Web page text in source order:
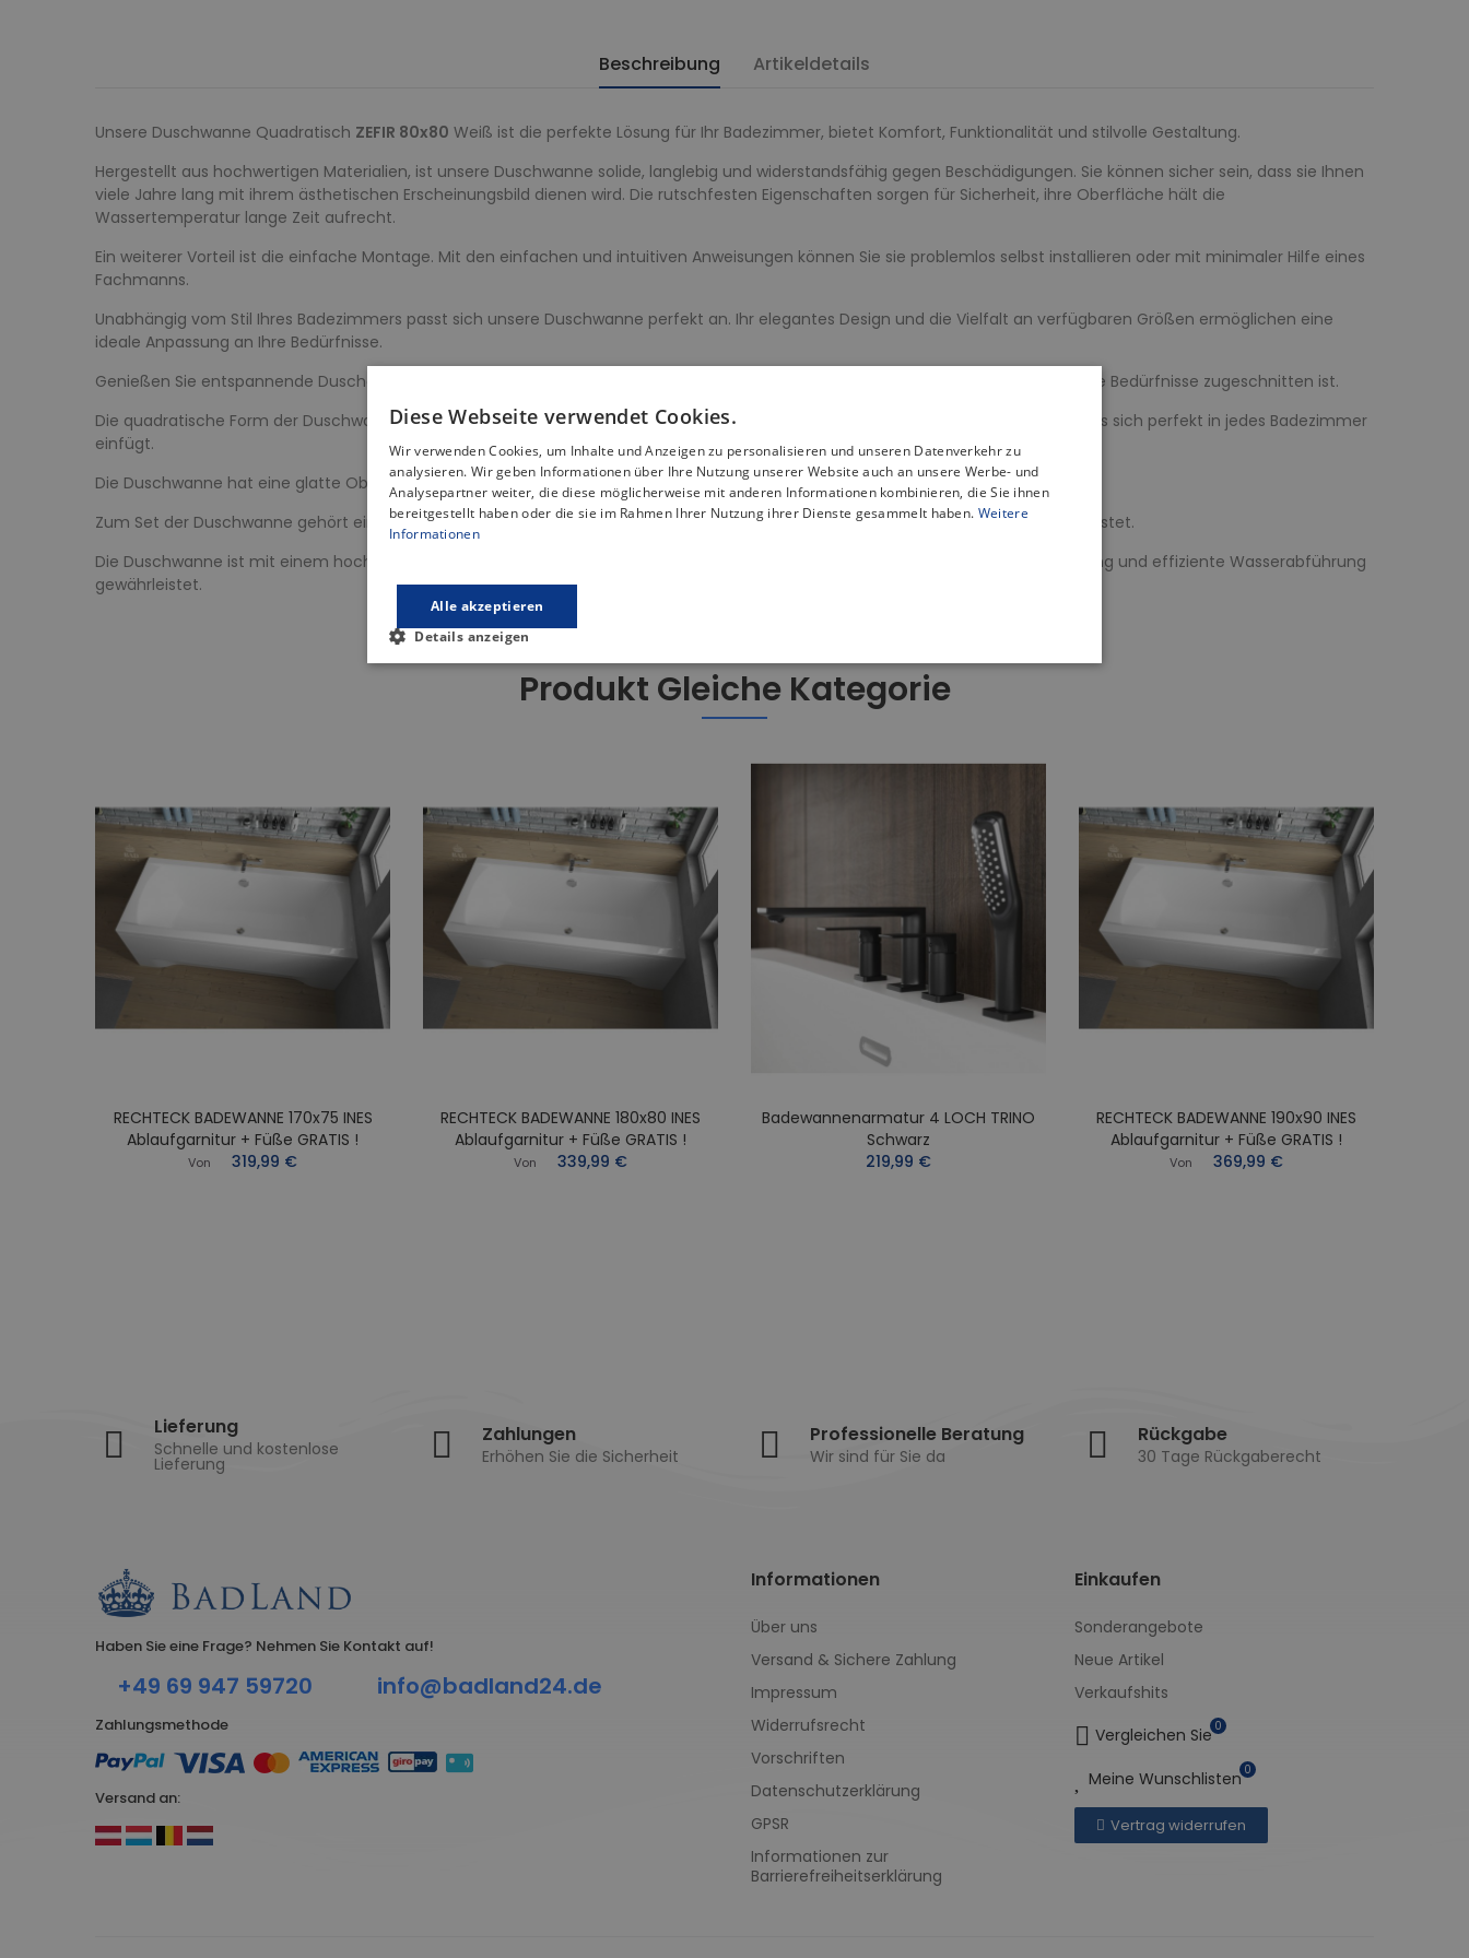
Beschreibung Artikeldetails
Unsere Duschwanne Quadratisch ZEFIR 80x80 Weiß ist die perfekte Lösung für Ihr Badezimmer, bietet Komfort, Funktionalität und stilvolle Gestaltung.
Hergestellt aus hochwertigen Materialien, ist unsere Duschwanne solide, langlebig und widerstandsfähig gegen Beschädigungen. Sie können sicher sein, dass sie Ihnen
viele Jahre lang mit ihrem ästhetischen Erscheinungsbild dienen wird. Die rutschfesten Eigenschaften sorgen für Sicherheit, ihre Oberfläche hält die
Wassertemperatur lange Zeit aufrecht.
Ein weiterer Vorteil ist die einfache Montage. Mit den einfachen und intuitiven Anweisungen können Sie sie problemlos selbst installieren oder mit minimaler Hilfe eines
Fachmanns.
Unabhängig vom Stil Ihres Badezimmers passt sich unsere Duschwanne perfekt an. Ihr elegantes Design und die Vielfalt an verfügbaren Größen ermöglichen eine
ideale Anpassung an Ihre Bedürfnisse.
Genießen Sie entspannende Duschen und seien Sie versichert, dass unsere Duschwanne nicht nur funktional, sondern auch auf Ihre Bedürfnisse zugeschnitten ist.
Die quadratische Form der Duschwanne in der Größe 80x80, verleiht Ihrem Badezimmer ein modernes und schlichtes Aussehen, das sich perfekt in jedes Badezimmer
einfügt.
Die Duschwanne hat eine glatte Oberfläche, die Komfort und leichte Reinigung gewährleistet.
Zum Set der Duschwanne gehört ein solider Rahmen, der eine stabile Unterstützung für die Konstruktion der Duschwanne gewährleistet.
Die Duschwanne ist mit einem hochwertigen Ablauf mit einem Durchmesser von ⌀ 50 ausgestattet, der eine hervorragende Leistung und effiziente Wasserabführung
gewährleistet.
Produkt Gleiche Kategorie
RECHTECK BADEWANNE 170x75 INES
Ablaufgarnitur + Füße GRATIS !
Von 319,99 €
RECHTECK BADEWANNE 180x80 INES
Ablaufgarnitur + Füße GRATIS !
Von 339,99 €
Badewannenarmatur 4 LOCH TRINO
Schwarz
219,99 €
RECHTECK BADEWANNE 190x90 INES
Ablaufgarnitur + Füße GRATIS !
Von 369,99 €
Lieferung
Schnelle und kostenlose
Lieferung
Zahlungen
Erhöhen Sie die Sicherheit
Professionelle Beratung
Wir sind für Sie da
Rückgabe
30 Tage Rückgaberecht
Haben Sie eine Frage? Nehmen Sie Kontakt auf!
+49 69 947 59720 info@badland24.de
Zahlungsmethode
Versand an:
Informationen
Über uns
Versand & Sichere Zahlung
Impressum
Widerrufsrecht
Vorschriften
Datenschutzerklärung
GPSR
Informationen zur
Barrierefreiheitserklärung
Einkaufen
Sonderangebote
Neue Artikel
Verkaufshits
Vergleichen Sie0
Meine Wunschlisten0
Vertrag widerrufen
Diese Webseite verwendet Cookies.
Wir verwenden Cookies, um Inhalte und Anzeigen zu personalisieren und unseren Datenverkehr zu
analysieren. Wir geben Informationen über Ihre Nutzung unserer Website auch an unsere Werbe- und
Analysepartner weiter, die diese möglicherweise mit anderen Informationen kombinieren, die Sie ihnen
bereitgestellt haben oder die sie im Rahmen Ihrer Nutzung ihrer Dienste gesammelt haben. Weitere
Informationen
Alle akzeptieren
Details anzeigen